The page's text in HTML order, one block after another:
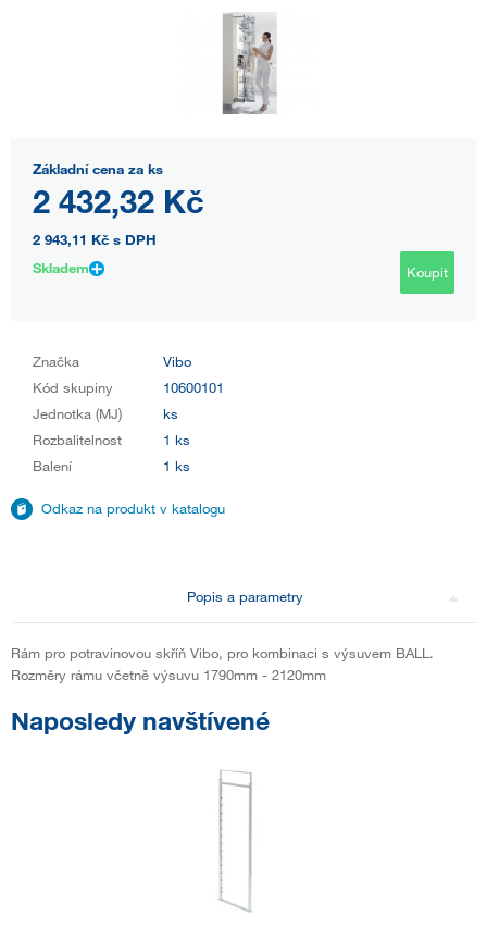
Základní cena za ks
2 432,32 Kč
2 943,11 Kč s DPH
Skladem
Koupit
Značka
Vibo
Kód skupiny
10600101
Jednotka (MJ)
ks
Rozbalitelnost
1 ks
Balení
1 ks
Odkaz na produkt v katalogu
Popis a parametry
Rám pro potravinovou skříň Vibo, pro kombinaci s výsuvem BALL.
Rozměry rámu včetně výsuvu 1790mm - 2120mm
Naposledy navštívené